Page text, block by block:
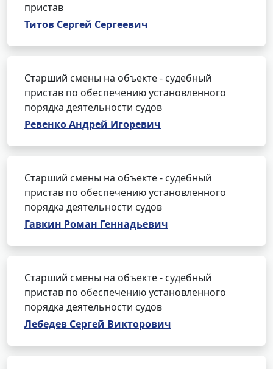
пристав
Титов Сергей Сергеевич
Старший смены на объекте - судебный
пристав по обеспечению установленного
порядка деятельности судов
Ревенко Андрей Игоревич
Старший смены на объекте - судебный
пристав по обеспечению установленного
порядка деятельности судов
Гавкин Роман Геннадьевич
Старший смены на объекте - судебный
пристав по обеспечению установленного
порядка деятельности судов
Лебедев Сергей Викторович